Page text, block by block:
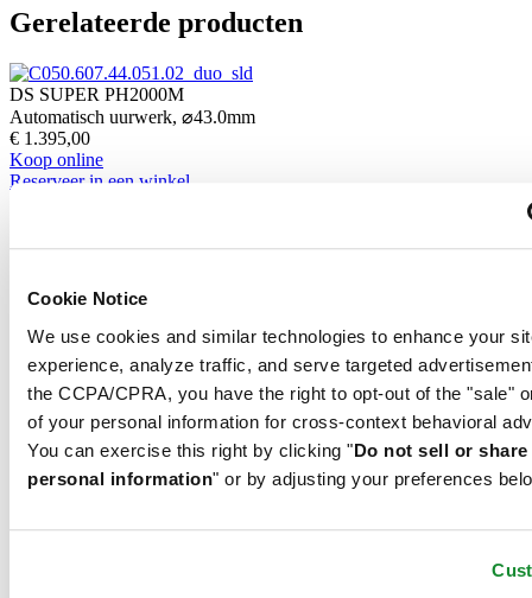
Cookie Notice
We use cookies and similar technologies to enhance your
experience, analyze traffic, and serve targeted
the CCPA/CPRA, you have the right to opt-out of the "sale"
of your personal information for cross-context behavioral
You can exercise this right by clicking "Do not sell or share
personal information" or by adjusting your preferences
Gerelateerde producten
DS SUPER PH2000M
Automatisch uurwerk, ⌀43.0mm
€ 1.395,00
Koop online
Reserveer in een winkel
Automatisch uurwerk,
€ 1.395,00
Koop online
Vind een winkel
Nieuw
DS SUPER PH2000M
Automatisch uurwerk,⌀43.0mm
€ 1.395,00
Reserveer in een winkel